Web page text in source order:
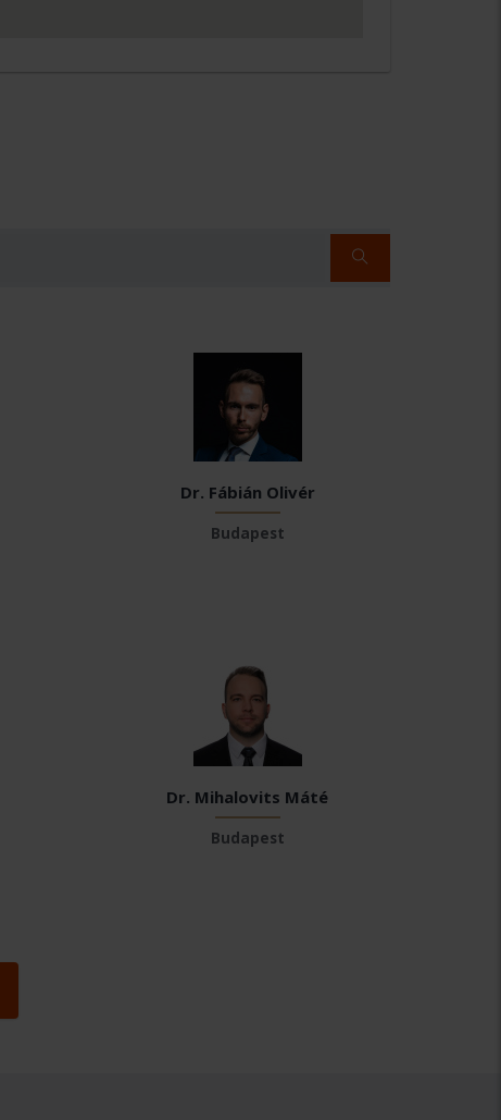
Dr. Fábián Olivér
Budapest
Dr. Mihalovits Máté
Budapest